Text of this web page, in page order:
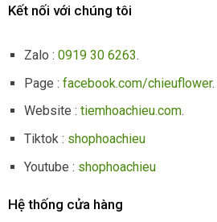
Kết nối với chúng tôi
Zalo :0919 30 6263.
Page :facebook.com/chieuflower.
Website :tiemhoachieu.com.
Tiktok : shophoachieu
Youtube : shophoachieu
Hệ thống cửa hàng